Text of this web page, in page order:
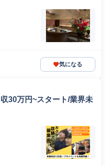
気になる
30万円~スタート/業界未